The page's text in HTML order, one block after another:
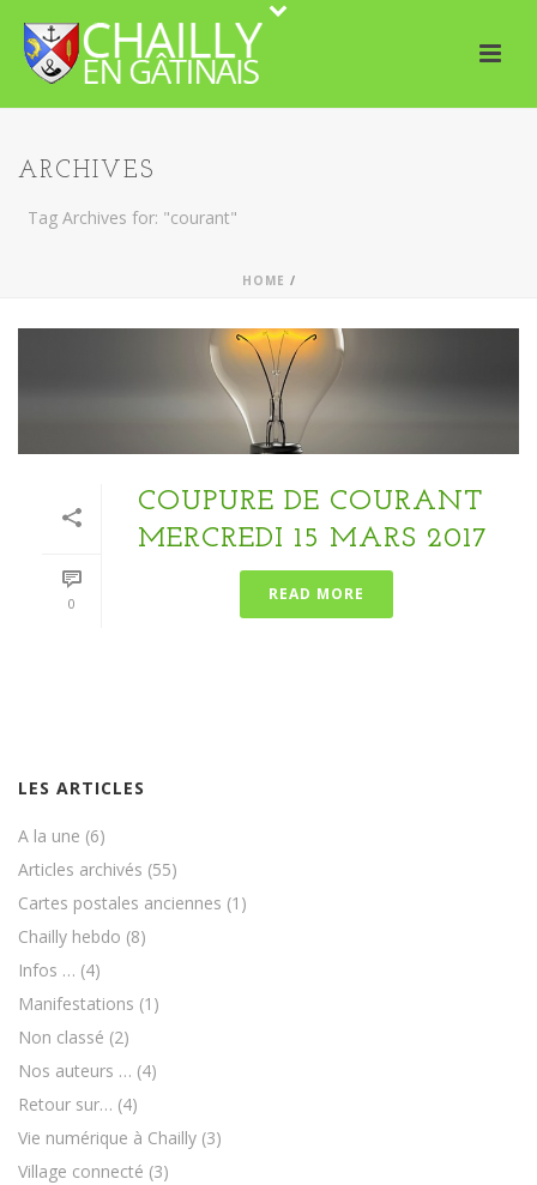
ARCHIVES
Tag Archives for: "courant"
HOME /
0
COUPURE DE COURANT
MERCREDI 15 MARS 2017
READ MORE
LES ARTICLES
A la une (6)
Articles archivés (55)
Cartes postales anciennes (1)
Chailly hebdo (8)
Infos … (4)
Manifestations (1)
Non classé (2)
Nos auteurs … (4)
Retour sur… (4)
Vie numérique à Chailly (3)
Village connecté (3)